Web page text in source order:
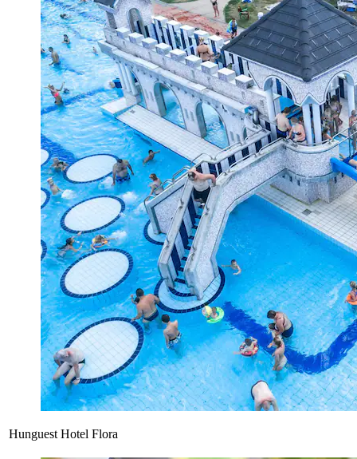
Hunguest Hotel Flora